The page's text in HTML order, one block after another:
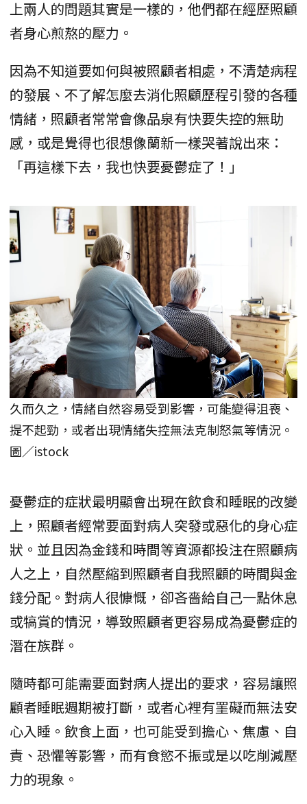
上兩人的問題其實是一樣的，他們都在經歷照顧
者身心煎熬的壓力。
因為不知道要如何與被照顧者相處，不清楚病程
的發展、不了解怎麼去消化照顧歷程引發的各種
情緒，照顧者常常會像品泉有快要失控的無助
感，或是覺得也很想像蘭新一樣哭著說出來：
「再這樣下去，我也快要憂鬱症了！」
久而久之，情緒自然容易受到影響，可能變得沮喪、
提不起勁，或者出現情緒失控無法克制怒氣等情況。
圖／istock
憂鬱症的症狀最明顯會出現在飲食和睡眠的改變
上，照顧者經常要面對病人突發或惡化的身心症
狀。並且因為金錢和時間等資源都投注在照顧病
人之上，自然壓縮到照顧者自我照顧的時間與金
錢分配。對病人很慷慨，卻吝嗇給自己一點休息
或犒賞的情況，導致照顧者更容易成為憂鬱症的
潛在族群。
隨時都可能需要面對病人提出的要求，容易讓照
顧者睡眠週期被打斷，或者心裡有罣礙而無法安
心入睡。飲食上面，也可能受到擔心、焦慮、自
責、恐懼等影響，而有食慾不振或是以吃削減壓
力的現象。